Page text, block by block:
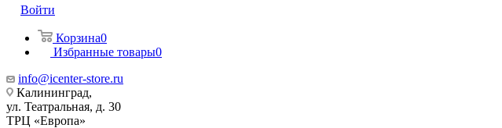
Войти
Корзина0
Избранные товары0
info@icenter-store.ru
Калининград,
ул. Театральная, д. 30
ТРЦ «Европа»